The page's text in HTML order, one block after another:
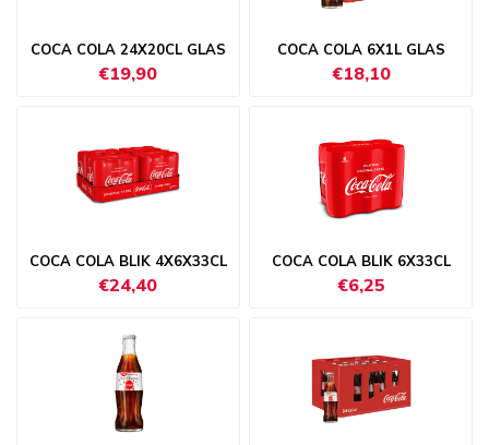
COCA COLA 24X20CL GLAS
€19,90
COCA COLA 6X1L GLAS
€18,10
COCA COLA BLIK 4X6X33CL
€24,40
COCA COLA BLIK 6X33CL
€6,25